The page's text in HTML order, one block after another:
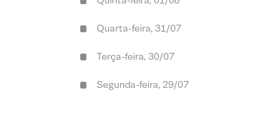
Quarta-feira, 31/07
Terça-feira, 30/07
Segunda-feira, 29/07